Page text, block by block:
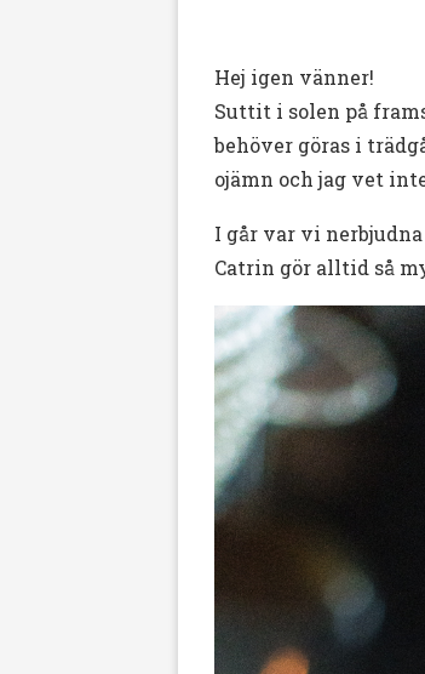
Hej igen vänner!
Suttit i solen på
behöver göras i
ojämn och jag vet
I går var vi
Catrin gör alltid så